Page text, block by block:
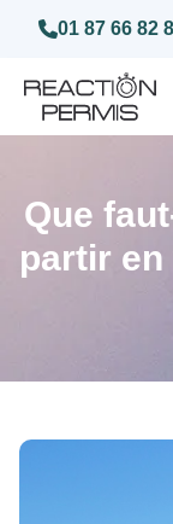
01 87 66 82
Visite
Que
partir